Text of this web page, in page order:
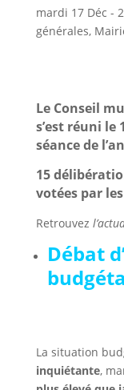
mardi 17 Déc -
générales,
Le Conseil
s’est réuni le
séance de
15
votées par
Retrouvez
Débat
La situation
inquiétante,